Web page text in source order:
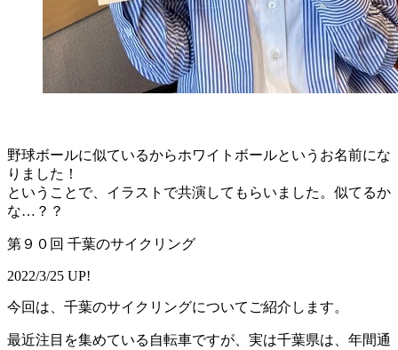
野球ボールに似ているからホワイトボールというお名前にな
りました！
ということで、イラストで共演してもらいました。似てるか
な…？？
第９０回 千葉のサイクリング
2022/3/25 UP!
今回は、千葉のサイクリングについてご紹介します。
最近注目を集めている自転車ですが、実は千葉県は、年間通